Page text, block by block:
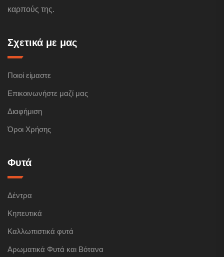
καρπούς της.
Σχετικά με μας
Ποιοί είμαστε
Επικοινωνήστε μαζί μας
Διαφήμιση
Όροι Χρήσης
Φυτά
Δέντρα
Κηπευτικά
Καλλωπιστικά φυτά
Αρωματικά Φυτά και Βότανα